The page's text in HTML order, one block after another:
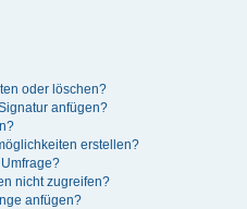
oder löschen?
anfügen?
erstellen?
nicht zugreifen?
anfügen?